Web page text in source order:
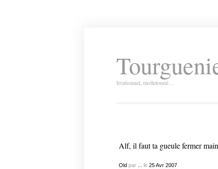
Irrationnel, molletonné…
Alf, il faut ta gueule fermer
Oldpar le 25 Avr 2007